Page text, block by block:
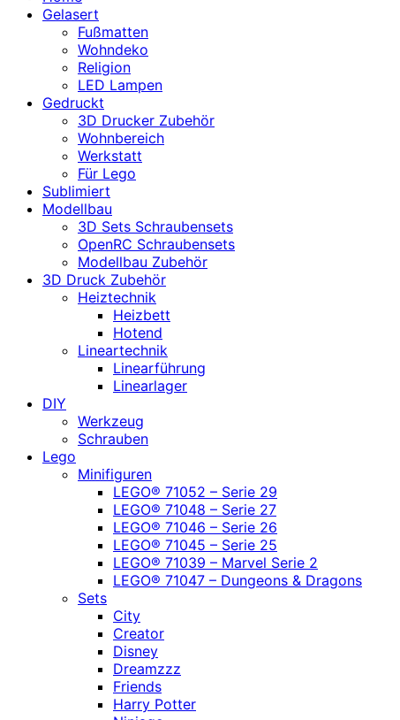
Gelasert
Fußmatten
Wohndeko
Religion
LED Lampen
Gedruckt
3D Drucker Zubehör
Wohnbereich
Werkstatt
Für Lego
Sublimiert
Modellbau
3D Sets Schraubensets
OpenRC Schraubensets
Modellbau Zubehör
3D Druck Zubehör
Heiztechnik
Heizbett
Hotend
Lineartechnik
Linearführung
Linearlager
DIY
Werkzeug
Schrauben
Lego
Minifiguren
LEGO® 71052 – Serie 29
LEGO® 71048 – Serie 27
LEGO® 71046 – Serie 26
LEGO® 71045 – Serie 25
LEGO® 71039 – Marvel Serie 2
LEGO® 71047 – Dungeons & Dragons
Sets
City
Creator
Disney
Dreamzzz
Friends
Harry Potter